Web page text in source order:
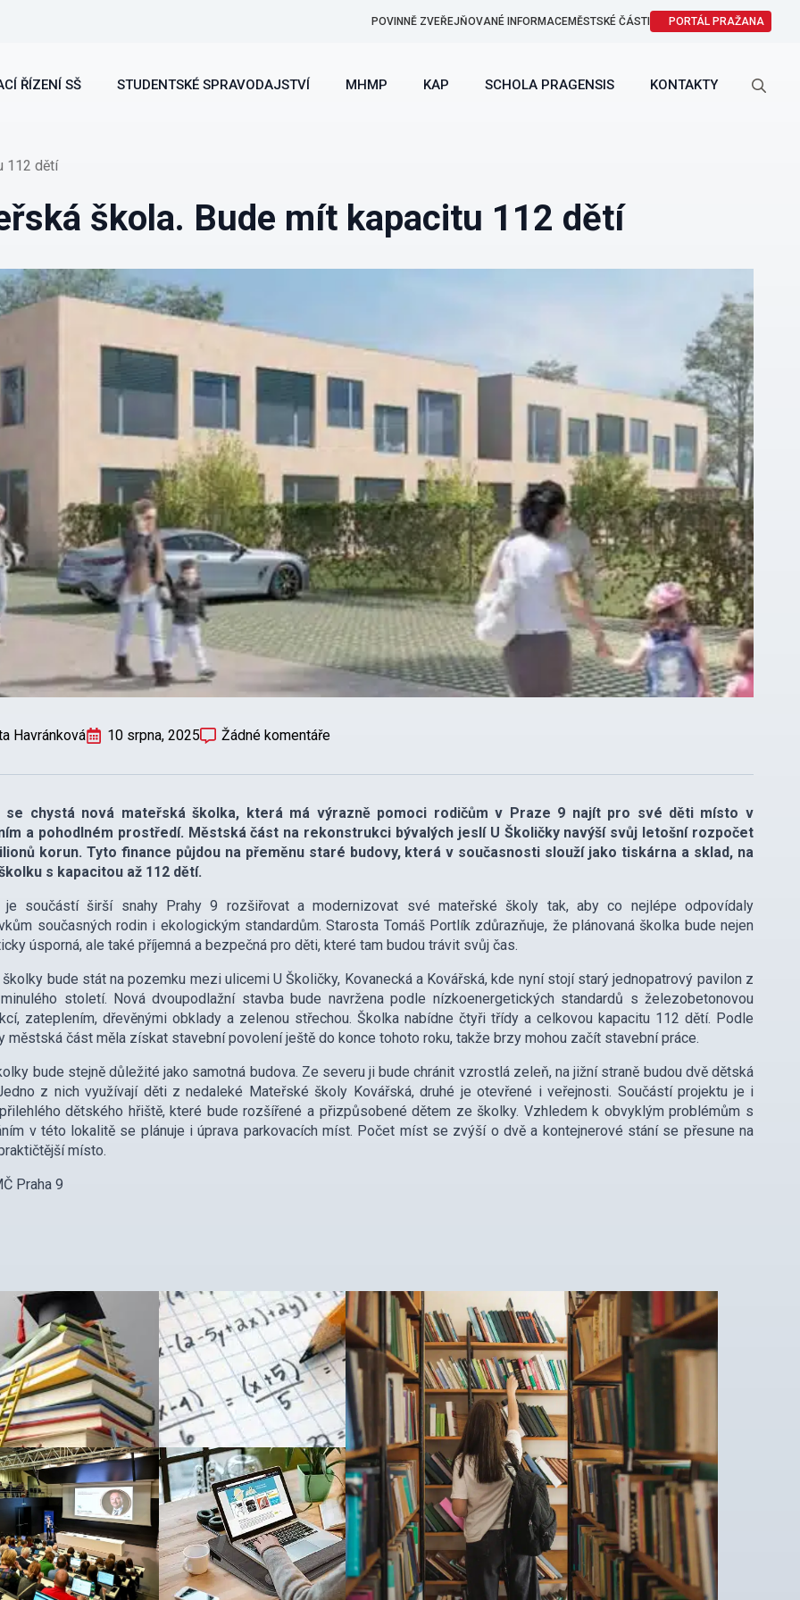
POVINNĚ ZVEŘEJŇOVANÉ INFORMACEMĚSTSKÉ ČÁSTI PORTÁL PRAŽANA
ŘÍZENÍ SŠ STUDENTSKÉ SPRAVODAJSTVÍ MHMP KAP SCHOLA PRAGENSIS KONTAKTY
112 dětí
škola. Bude mít kapacitu 112 dětí
Havránková 10 srpna, 2025 Žádné komentáře
se chystá nová mateřská školka, která má výrazně pomoci rodičům v Praze 9 najít pro své děti místo v
a pohodlném prostředí. Městská část na rekonstrukci bývalých jeslí U Školičky navýší svůj letošní rozpočet
korun. Tyto finance půjdou na přeměnu staré budovy, která v současnosti slouží jako tiskárna a sklad, na
s kapacitou až 112 dětí.
je součástí širší snahy Prahy 9 rozšiřovat a modernizovat své mateřské školy tak, aby co nejlépe odpovídaly
současných rodin i ekologickým standardům. Starosta Tomáš Portlík zdůrazňuje, že plánovaná školka bude nejen
úsporná, ale také příjemná a bezpečná pro děti, které tam budou trávit svůj čas.
školky bude stát na pozemku mezi ulicemi U Školičky, Kovanecká a Kovářská, kde nyní stojí starý jednopatrový pavilon z
století. Nová dvoupodlažní stavba bude navržena podle nízkoenergetických standardů s železobetonovou
zateplením, dřevěnými obklady a zelenou střechou. Školka nabídne čtyři třídy a celkovou kapacitu 112 dětí. Podle
městská část měla získat stavební povolení ještě do konce tohoto roku, takže brzy mohou začít stavební práce.
bude stejně důležité jako samotná budova. Ze severu ji bude chránit vzrostlá zeleň, na jižní straně budou dvě dětská
z nich využívají děti z nedaleké Mateřské školy Kovářská, druhé je otevřené i veřejnosti. Součástí projektu je i
dětského hřiště, které bude rozšířené a přizpůsobené dětem ze školky. Vzhledem k obvyklým problémům s
v této lokalitě se plánuje i úprava parkovacích míst. Počet míst se zvýší o dvě a kontejnerové stání se přesune na
místo.
Praha 9